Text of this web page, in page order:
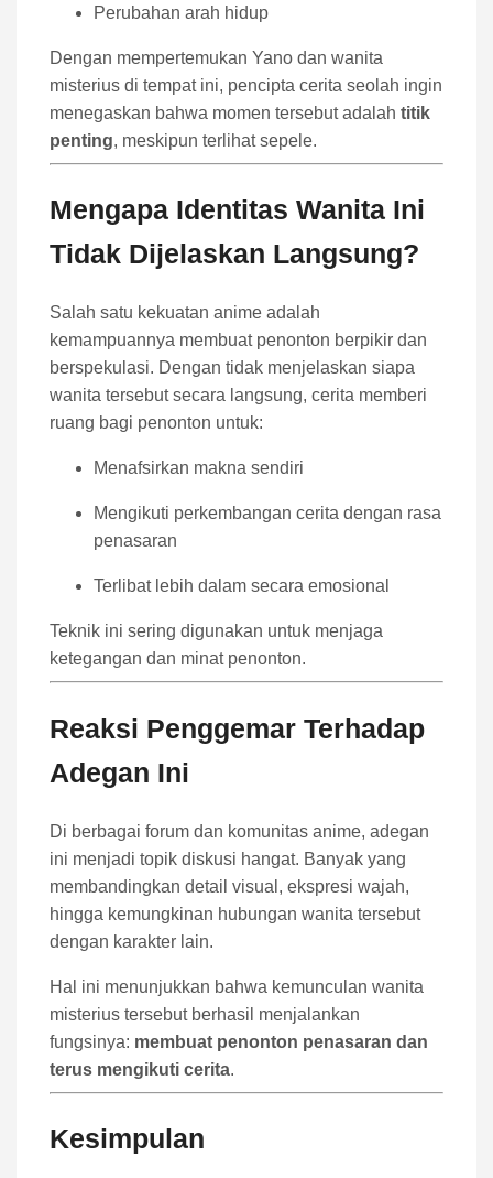
Perubahan arah hidup
Dengan mempertemukan Yano dan wanita
misterius di tempat ini, pencipta cerita seolah ingin
menegaskan bahwa momen tersebut adalah titik
penting, meskipun terlihat sepele.
Mengapa Identitas Wanita Ini
Tidak Dijelaskan Langsung?
Salah satu kekuatan anime adalah
kemampuannya membuat penonton berpikir dan
berspekulasi. Dengan tidak menjelaskan siapa
wanita tersebut secara langsung, cerita memberi
ruang bagi penonton untuk:
Menafsirkan makna sendiri
Mengikuti perkembangan cerita dengan rasa
penasaran
Terlibat lebih dalam secara emosional
Teknik ini sering digunakan untuk menjaga
ketegangan dan minat penonton.
Reaksi Penggemar Terhadap
Adegan Ini
Di berbagai forum dan komunitas anime, adegan
ini menjadi topik diskusi hangat. Banyak yang
membandingkan detail visual, ekspresi wajah,
hingga kemungkinan hubungan wanita tersebut
dengan karakter lain.
Hal ini menunjukkan bahwa kemunculan wanita
misterius tersebut berhasil menjalankan
fungsinya: membuat penonton penasaran dan
terus mengikuti cerita.
Kesimpulan